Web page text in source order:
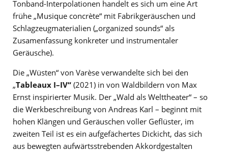
Tonband-Interpolationen handelt es sich um eine Art
frühe „Musique concrète“ mit Fabrikgeräuschen und
Schlagzeugmaterialien („organized sounds“ als
Zusamenfassung konkreter und instrumentaler
Geräusche).
Die „Wüsten“ von Varèse verwandelte sich bei den
„Tableaux I–IV“ (2021) in von Waldbildern von Max
Ernst inspirierter Musik. Der „Wald als Welttheater“ – so
die Werkbeschreibung von Andreas Karl – beginnt mit
hohen Klängen und Geräuschen voller Geflüster, im
zweiten Teil ist es ein aufgefächertes Dickicht, das sich
aus bewegten aufwärtsstrebenden Akkordgestalten